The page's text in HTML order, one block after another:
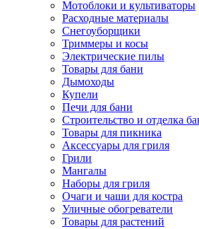
Мотоблоки и культиваторы
Расходные материалы
Снегоуборщики
Триммеры и косы
Электрические пилы
Товары для бани
Дымоходы
Купели
Печи для бани
Строительство и отделка
Товары для пикника
Аксессуары для гриля
Грили
Мангалы
Наборы для гриля
Очаги и чаши для костра
Уличные обогреватели
Товары для растений